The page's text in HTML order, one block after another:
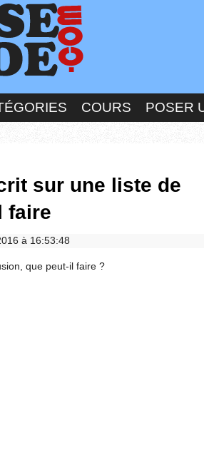
COURS POSER
sur une liste de
faire
à 16:53:48
que peut-il faire ?